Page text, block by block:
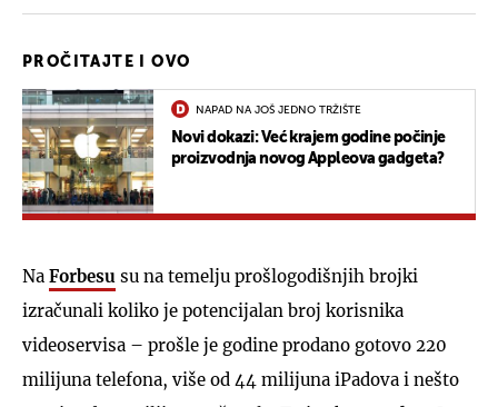
PROČITAJTE I OVO
NAPAD NA JOŠ JEDNO TRŽIŠTE
Novi dokazi: Već krajem godine počinje
proizvodnja novog Appleova gadgeta?
Na Forbesu su na temelju prošlogodišnjih brojki
izračunali koliko je potencijalan broj korisnika
videoservisa – prošle je godine prodano gotovo 220
milijuna telefona, više od 44 milijuna iPadova i nešto